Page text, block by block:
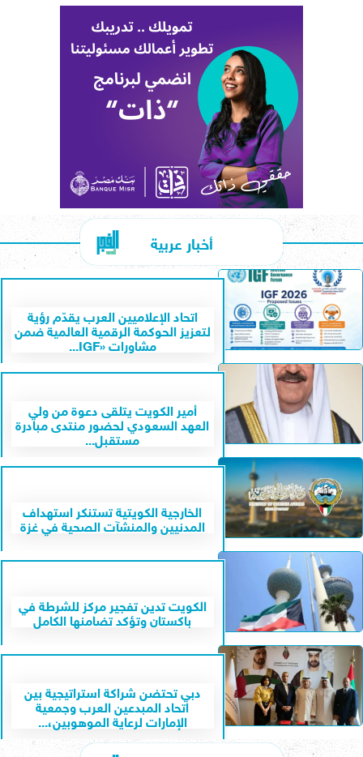
أخبار عربية
اتحاد الإعلاميين العرب يقدّم رؤية
لتعزيز الحوكمة الرقمية العالمية ضمن
مشاورات «IGF...
أمير الكويت يتلقى دعوة من ولي
العهد السعودي لحضور منتدى مبادرة
مستقبل...
الخارجية الكويتية تستنكر استهداف
المدنيين والمنشآت الصحية في غزة
الكويت تدين تفجير مركز للشرطة في
باكستان وتؤكد تضامنها الكامل
دبي تحتضن شراكة استراتيجية بين
اتحاد المبدعين العرب وجمعية
الإمارات لرعاية الموهوبين،...